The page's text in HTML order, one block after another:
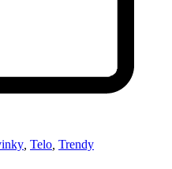
Telo Trendy